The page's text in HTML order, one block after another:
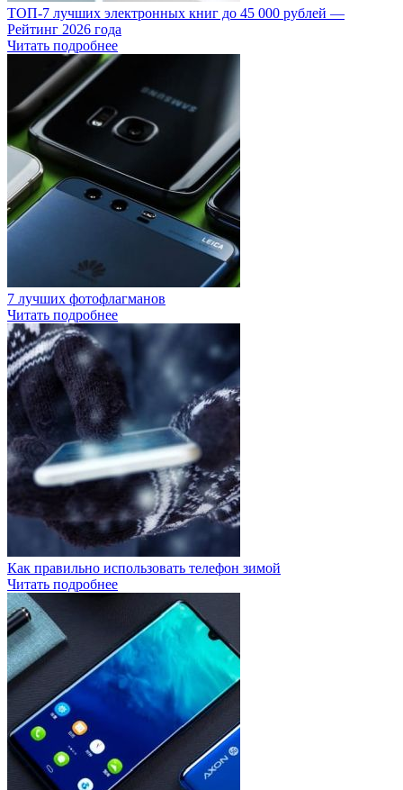
ТОП-7 лучших электронных книг до 45 000 рублей —
Рейтинг 2026 года
Читать подробнее
7 лучших фотофлагманов
Читать подробнее
Как правильно использовать телефон зимой
Читать подробнее